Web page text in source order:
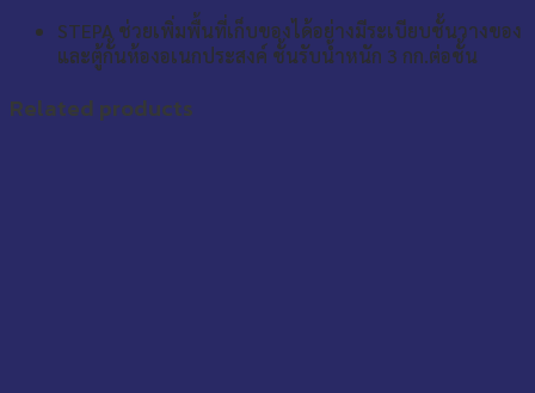
STEPA ช่วยเพิ่มพื้นที่เก็บของได้อย่างมีระเบียบชั้นวางของ
และตู้กั้นห้องอเนกประสงค์ ชั้นรับน้ำหนัก 3 กก.ต่อชั้น
Related products